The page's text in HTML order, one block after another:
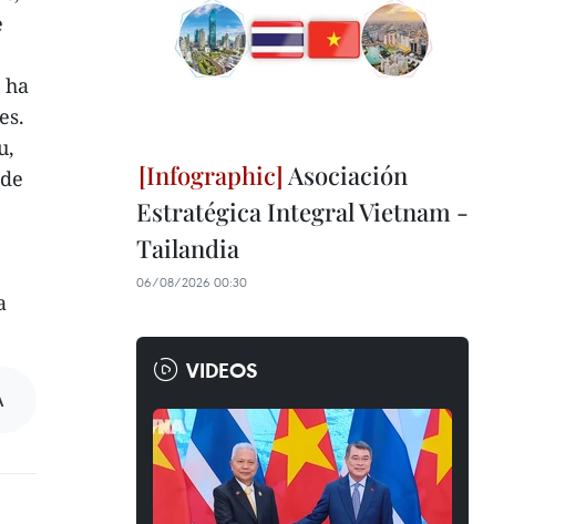
Asociación
Estratégica Integral Vietnam -
Tailandia
06/08/2026 00:30
VIDEOS